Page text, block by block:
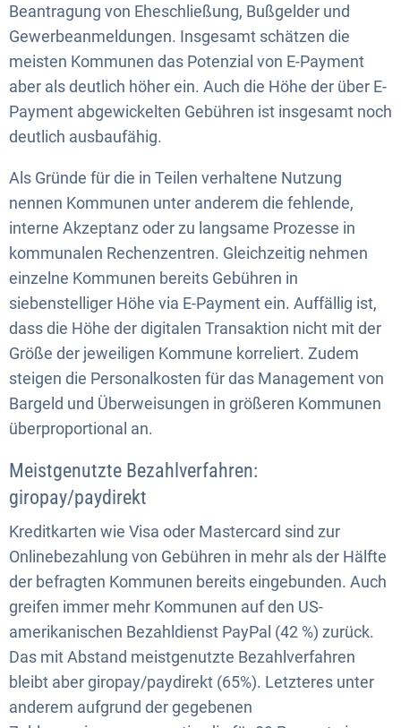
Beantragung von Eheschließung, Bußgelder und
Gewerbeanmeldungen. Insgesamt schätzen die
meisten Kommunen das Potenzial von E-Payment
aber als deutlich höher ein. Auch die Höhe der über E-
Payment abgewickelten Gebühren ist insgesamt noch
deutlich ausbaufähig.
Als Gründe für die in Teilen verhaltene Nutzung
nennen Kommunen unter anderem die fehlende,
interne Akzeptanz oder zu langsame Prozesse in
kommunalen Rechenzentren. Gleichzeitig nehmen
einzelne Kommunen bereits Gebühren in
siebenstelliger Höhe via E-Payment ein. Auffällig ist,
dass die Höhe der digitalen Transaktion nicht mit der
Größe der jeweiligen Kommune korreliert. Zudem
steigen die Personalkosten für das Management von
Bargeld und Überweisungen in größeren Kommunen
überproportional an.
Meistgenutzte Bezahlverfahren:
giropay/paydirekt
Kreditkarten wie Visa oder Mastercard sind zur
Onlinebezahlung von Gebühren in mehr als der Hälfte
der befragten Kommunen bereits eingebunden. Auch
greifen immer mehr Kommunen auf den US-
amerikanischen Bezahldienst PayPal (42 %) zurück.
Das mit Abstand meistgenutzte Bezahlverfahren
bleibt aber giropay/paydirekt (65%). Letzteres unter
anderem aufgrund der gegebenen